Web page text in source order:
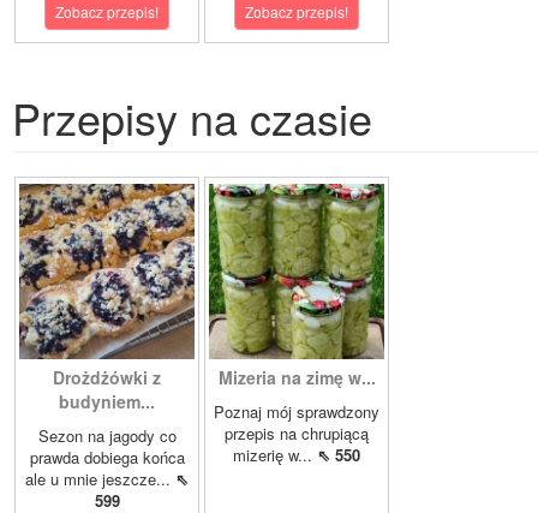
Zobacz przepis! Zobacz przepis!
Przepisy na czasie
Drożdżówki z
budyniem...
Sezon na jagody co
prawda dobiega końca
ale u mnie jeszcze... ⇖
599
Mizeria na zimę w...
Poznaj mój sprawdzony
przepis na chrupiącą
mizerię w... ⇖ 550